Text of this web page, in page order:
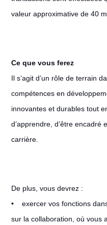
valeur approximative de 40
Ce que vous ferez
Il s’agit d’un rôle de terrain
compétences en
innovantes et durables tout
d’apprendre, d’être
carrière.
De plus, vous devrez :
• exercer vos fonctions
sur la collaboration, où vous